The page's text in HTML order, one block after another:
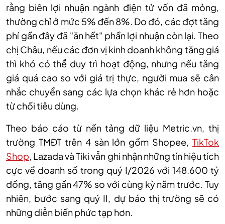
rằng biên lợi nhuận ngành điện tử vốn đã mỏng,
thường chỉ ở mức 5% đến 8%. Do đó, các đợt tăng
phí gần đây đã "ăn hết" phần lợi nhuận còn lại. Theo
chị Châu, nếu các đơn vị kinh doanh không tăng giá
thì khó có thể duy trì hoạt động, nhưng nếu tăng
giá quá cao so với giá trị thực, người mua sẽ cân
nhắc chuyển sang các lựa chọn khác rẻ hơn hoặc
từ chối tiêu dùng.
Theo báo cáo từ nền tảng dữ liệu Metric.vn, thị
trường TMĐT trên 4 sàn lớn gồm Shopee, TikTok
Shop, Lazada và Tiki vẫn ghi nhận những tín hiệu tích
cực về doanh số trong quý I/2026 với 148.600 tỷ
đồng, tăng gần 47% so với cùng kỳ năm trước. Tuy
nhiên, bước sang quý II, dự báo thị trường sẽ có
những diễn biến phức tạp hơn.